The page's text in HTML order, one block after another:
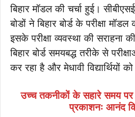
बिहार मॉडल की चर्चा हुई। सीबीएसई
बोडों ने बिहार बोर्ड के परीक्षा
इसके परीक्षा व्यवस्था की सराहना
बिहार बोर्ड समयबद्ध तरीके से
कर रहा है और मेधावी विद्यार्थियों
उच्च तकनीकों के सहारे समय पर
प्रकाशनः आनंद